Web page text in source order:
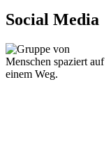
Social Media